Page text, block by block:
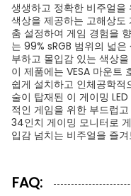
생생하고 정확한 비주얼
색상을 제공하는 고해상
춤 설정하여 게임 경험을
는 99% sRGB 범위의 넓
부하고 몰입감 있는 색상
이 제품에는 VESA 마운
쉽게 설치하고 인체공학
술이 탑재된 이 게이밍
적인 게임을 위한 부드럽
34인치 게이밍 모니터로
입감 넘치는 비주얼을 즐겨
FAQ: